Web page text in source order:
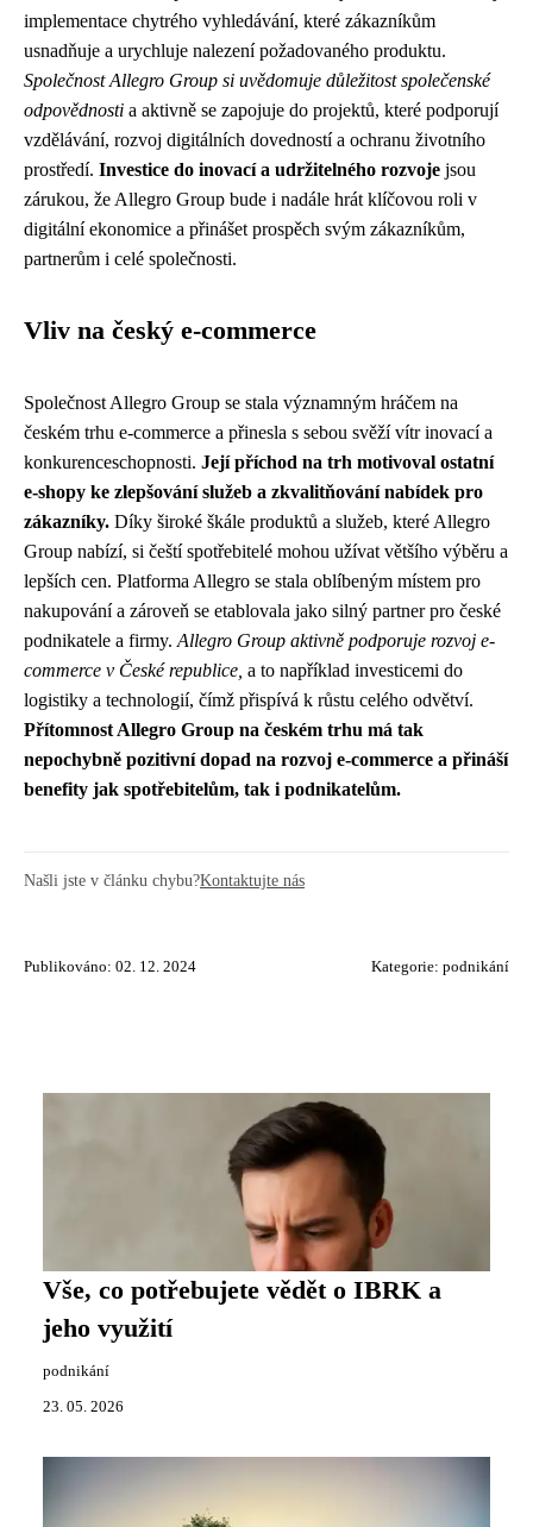
implementace chytrého vyhledávání, které zákazníkům
usnadňuje a urychluje nalezení požadovaného produktu.
Společnost Allegro Group si uvědomuje důležitost společenské
odpovědnosti a aktivně se zapojuje do projektů, které podporují
vzdělávání, rozvoj digitálních dovedností a ochranu životního
prostředí. Investice do inovací a udržitelného rozvoje jsou
zárukou, že Allegro Group bude i nadále hrát klíčovou roli v
digitální ekonomice a přinášet prospěch svým zákazníkům,
partnerům i celé společnosti.
Vliv na český e-commerce
Společnost Allegro Group se stala významným hráčem na
českém trhu e-commerce a přinesla s sebou svěží vítr inovací a
konkurenceschopnosti. Její příchod na trh motivoval ostatní
e-shopy ke zlepšování služeb a zkvalitňování nabídek pro
zákazníky. Díky široké škále produktů a služeb, které Allegro
Group nabízí, si čeští spotřebitelé mohou užívat většího výběru a
lepších cen. Platforma Allegro se stala oblíbeným místem pro
nakupování a zároveň se etablovala jako silný partner pro české
podnikatele a firmy. Allegro Group aktivně podporuje rozvoj e-
commerce v České republice, a to například investicemi do
logistiky a technologií, čímž přispívá k růstu celého odvětví.
Přítomnost Allegro Group na českém trhu má tak
nepochybně pozitivní dopad na rozvoj e-commerce a přináší
benefity jak spotřebitelům, tak i podnikatelům.
Našli jste v článku chybu?Kontaktujte nás
Publikováno: 02. 12. 2024 Kategorie: podnikání
Vše, co potřebujete vědět o IBRK a
jeho využití
podnikání
23. 05. 2026